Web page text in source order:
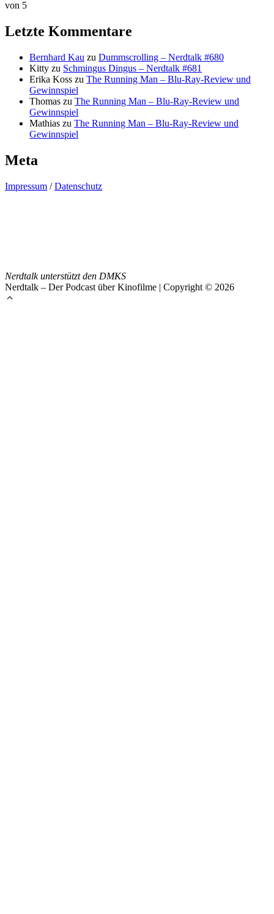
von 5
Letzte Kommentare
Bernhard Kau zu Dummscrolling – Nerdtalk #680
Kitty zu Schmingus Dingus – Nerdtalk #681
Erika Koss zu The Running Man – Blu-Ray-Review und
Gewinnspiel
Thomas zu The Running Man – Blu-Ray-Review und
Gewinnspiel
Mathias zu The Running Man – Blu-Ray-Review und
Gewinnspiel
Meta
Impressum /Datenschutz
Nerdtalk unterstützt den DMKS
Nerdtalk – Der Podcast über Kinofilme | Copyright © 2026